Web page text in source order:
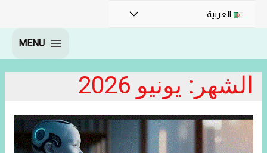
العربية القائمة
MENU
الشهر: يونيو 2026